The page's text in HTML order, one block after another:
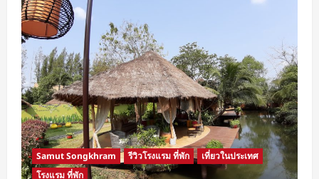
วัน
7
คืน
ราคา
รวม
เริ่ม
ต้น
ที่
117,500
บาท
จอง
ด่วน!
Samut Songkhram รีวิวโรงแรม ที่พัก
เที่ยวในประเทศ
โรงแรม ที่พัก